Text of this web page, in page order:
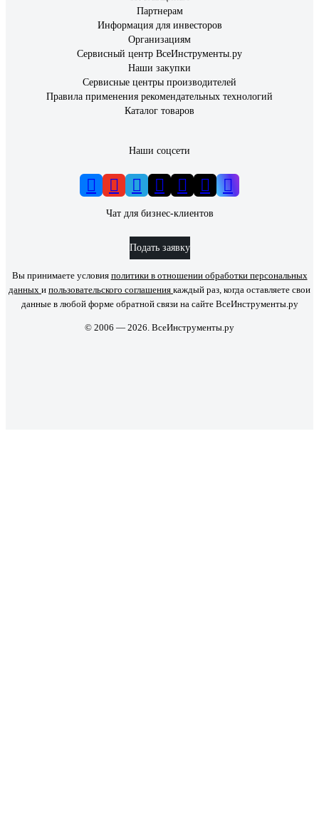
Партнерам
Информация для инвесторов
Организациям
Сервисный центр ВсеИнструменты.ру
Наши закупки
Сервисные центры производителей
Правила применения рекомендательных технологий
Каталог товаров
Наши соцсети
Чат для бизнес-клиентов
Подать заявку
Вы принимаете условия политики в отношении обработки персональных
данных и пользовательского соглашения каждый раз, когда оставляете свои
данные в любой форме обратной связи на сайте ВсеИнструменты.ру
© 2006 — 2026. ВсеИнструменты.ру